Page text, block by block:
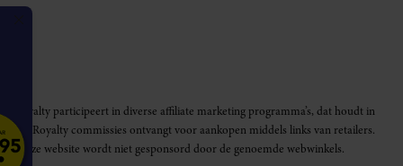
Royalty participeert in diverse affiliate marketing programma’s, dat houdt in
dat Royalty commissies ontvangt voor aankopen middels links van retailers.
Deze website wordt niet gesponsord door de genoemde webwinkels.